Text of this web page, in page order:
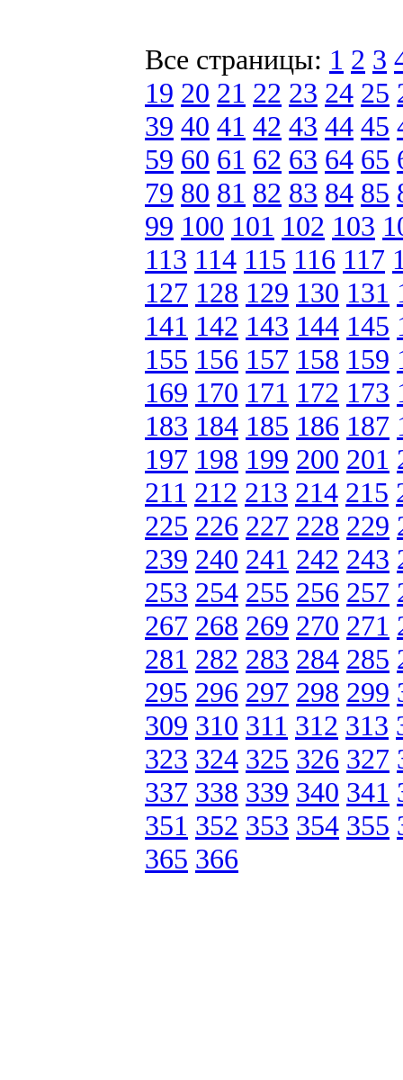
Все страницы: 1 2 3
19 20 21 22 23 24 25
39 40 41 42 43 44 45
59 60 61 62 63 64 65
79 80 81 82 83 84 85
99 100 101 102 103
113 114 115 116 117
127 128 129 130 131
141 142 143 144 145
155 156 157 158 159
169 170 171 172 173
183 184 185 186 187
197 198 199 200 201
211 212 213 214 215
225 226 227 228 229
239 240 241 242 243
253 254 255 256 257
267 268 269 270 271
281 282 283 284 285
295 296 297 298 299
309 310 311 312 313
323 324 325 326 327
337 338 339 340 341
351 352 353 354 355
365 366